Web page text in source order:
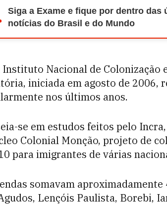
Siga a Exame e fique por dentro das
notícias do Brasil e do Mundo
Instituto Nacional de Colonização
iniciada em agosto de 2006,
nos últimos anos.
se em estudos feitos pelo
Colonial Monção, projeto de
para imigrantes de várias
somavam
Lençóis Paulista, Borebi,